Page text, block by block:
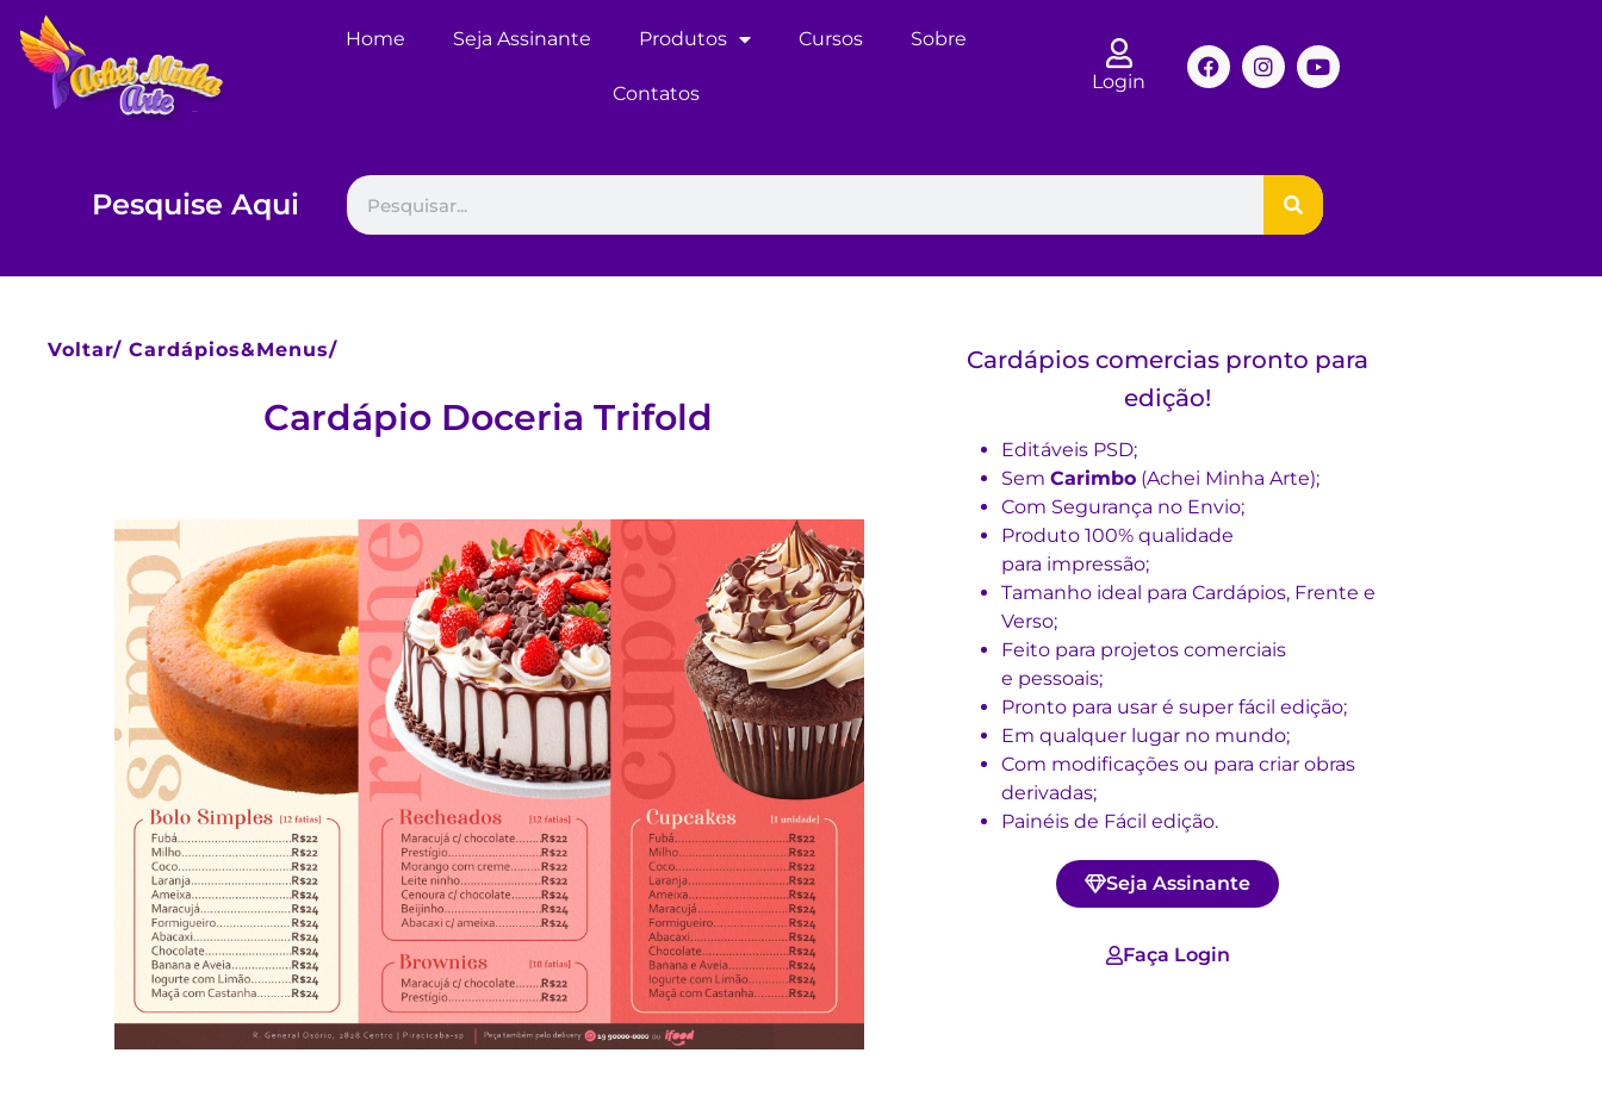
Home Seja Assinante Produtos Cursos Sobre
Contatos
Login
Pesquise Aqui
Voltar/ Cardápios&Menus/
Cardápio Doceria Trifold
Cardápios comercias pronto para
edição!
Editáveis PSD;
Sem Carimbo(Achei Minha Arte);
Com Segurança no Envio;
Produto 100% qualidade
para impressão;
Tamanho ideal para Cardápios, Frente e
Verso;
Feito para projetos comerciais
e pessoais;
Pronto para usar é super fácil edição;
Em qualquer lugar no mundo;
Com modificações ou para criar obras
derivadas;
Painéis de Fácil edição.
Seja Assinante
Faça Login